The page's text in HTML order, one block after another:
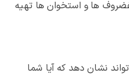
ها و استخوان ها تهیه
نشان دهد که آیا شما